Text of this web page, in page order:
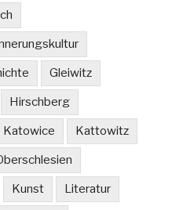
Gleiwitz
Hirschberg
Katowice Kattowitz
Kunst Literatur